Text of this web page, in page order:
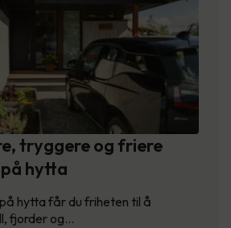
tryggere og friere
hytta
hytta får du friheten til å
fjorder og…